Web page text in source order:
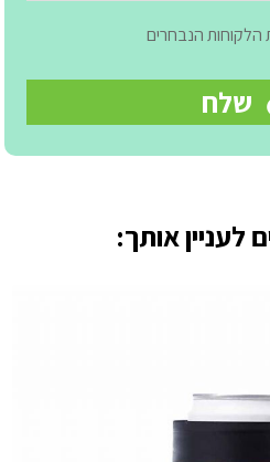
לעניין אותך: